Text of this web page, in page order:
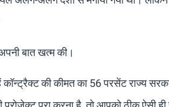
बात खत्म की।
की कीमत का 56 परसेंट राज्य